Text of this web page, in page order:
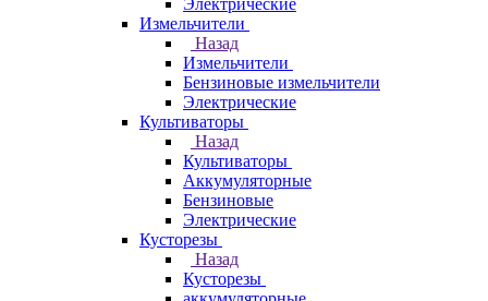
Электрические
Измельчители
Назад
Измельчители
Бензиновые измельчители
Электрические
Культиваторы
Назад
Культиваторы
Аккумуляторные
Бензиновые
Электрические
Кусторезы
Назад
Кусторезы